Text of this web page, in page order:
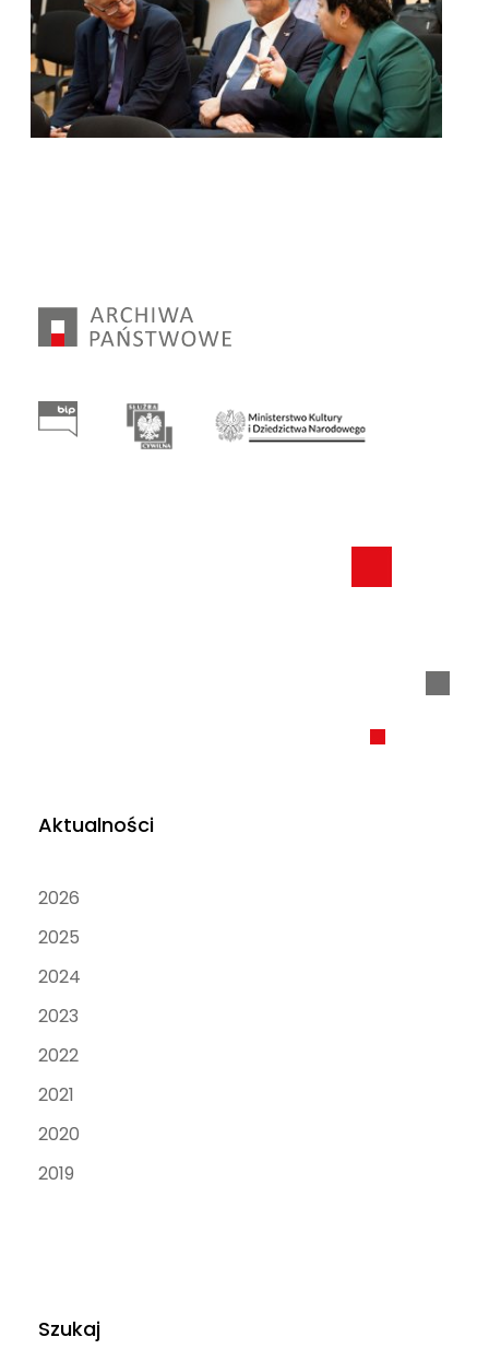
Aktualności
2026
2025
2024
2023
2022
2021
2020
2019
Szukaj